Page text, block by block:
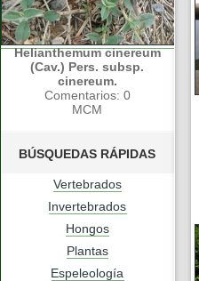
Helianthemum cinereum
(Cav.) Pers. subsp.
cinereum.
Comentarios: 0
MCM
BÚSQUEDAS RÁPIDAS
Vertebrados
Invertebrados
Hongos
Plantas
Espeleología